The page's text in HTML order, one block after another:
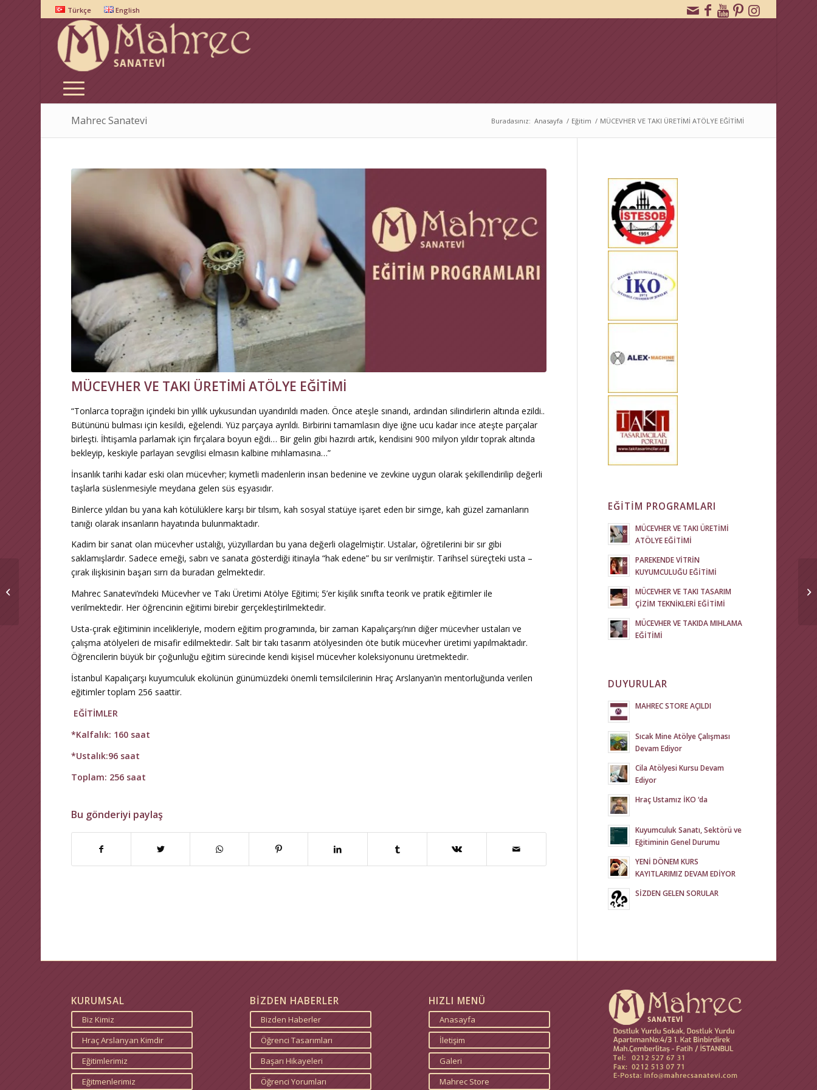
Türkçe English
Mahrec Sanatevi Buradasınız: Anasayfa / Eğitim / MÜCEVHER VE TAKI ÜRETİMİ ATÖLYE EĞİTİMİ
MÜCEVHER VE TAKI ÜRETİMİ ATÖLYE EĞİTİMİ
“Tonlarca toprağın içindeki bin yıllık uykusundan uyandırıldı maden. Önce ateşle sınandı, ardından silindirlerin altında ezildi..
Bütününü bulması için kesildi, eğelendi. Yüz parçaya ayrıldı. Birbirini tamamlasın diye iğne ucu kadar ince ateşte parçalar
birleşti. İhtişamla parlamak için fırçalara boyun eğdi… Bir gelin gibi hazırdı artık, kendisini 900 milyon yıldır toprak altında
bekleyip, keskiyle parlayan sevgilisi elmasın kalbine mıhlamasına…”
İnsanlık tarihi kadar eski olan mücevher; kıymetli madenlerin insan bedenine ve zevkine uygun olarak şekillendirilip değerli
taşlarla süslenmesiyle meydana gelen süs eşyasıdır.
Binlerce yıldan bu yana kah kötülüklere karşı bir tılsım, kah sosyal statüye işaret eden bir simge, kah güzel zamanların
tanığı olarak insanların hayatında bulunmaktadır.
Kadim bir sanat olan mücevher ustalığı, yüzyıllardan bu yana değerli olagelmiştir. Ustalar, öğretilerini bir sır gibi
saklamışlardır. Sadece emeği, sabrı ve sanata gösterdiği itinayla “hak edene” bu sır verilmiştir. Tarihsel süreçteki usta –
çırak ilişkisinin başarı sırrı da buradan gelmektedir.
Mahrec Sanatevi’ndeki Mücevher ve Takı Üretimi Atölye Eğitimi; 5’er kişilik sınıfta teorik ve pratik eğitimler ile
verilmektedir. Her öğrencinin eğitimi birebir gerçekleştirilmektedir.
Usta-çırak eğitiminin incelikleriyle, modern eğitim programında, bir zaman Kapalıçarşı’nın diğer mücevher ustaları ve
çalışma atölyeleri de misafir edilmektedir. Salt bir takı tasarım atölyesinden öte butik mücevher üretimi yapılmaktadır.
Öğrencilerin büyük bir çoğunluğu eğitim sürecinde kendi kişisel mücevher koleksiyonunu üretmektedir.
İstanbul Kapalıçarşı kuyumculuk ekolünün günümüzdeki önemli temsilcilerinin Hraç Arslanyan’ın mentorluğunda verilen
eğitimler toplam 256 saattir.
EĞİTİMLER
*Kalfalık: 160 saat
*Ustalık:96 saat
Toplam: 256 saat
Bu gönderiyi paylaş
EĞİTİM PROGRAMLARI
MÜCEVHER VE TAKI ÜRETİMİ
ATÖLYE EĞİTİMİ
PAREKENDE VİTRİN
KUYUMCULUĞU EĞİTİMİ
MÜCEVHER VE TAKI TASARIM
ÇİZİM TEKNİKLERİ EĞİTİMİ
MÜCEVHER VE TAKIDA MIHLAMA
EĞİTİMİ
DUYURULAR
MAHREC STORE AÇILDI
Sıcak Mine Atölye Çalışması
Devam Ediyor
Cila Atölyesi Kursu Devam
Ediyor
Hraç Ustamız İKO ‘da
Kuyumculuk Sanatı, Sektörü ve
Eğitiminin Genel Durumu
YENİ DÖNEM KURS
KAYITLARIMIZ DEVAM EDİYOR
SİZDEN GELEN SORULAR
KURUMSAL
Biz Kimiz
Hraç Arslanyan Kimdir
Eğitimlerimiz
Eğitmenlerimiz
BİZDEN HABERLER
Bizden Haberler
Öğrenci Tasarımları
Başarı Hikayeleri
Öğrenci Yorumları
HIZLI MENÜ
Anasayfa
İletişim
Galeri
Mahrec Store
Mostbet Giriş Mostbet’e Hoş
Geldiniz Kayseri Yap? Site Yönetimi